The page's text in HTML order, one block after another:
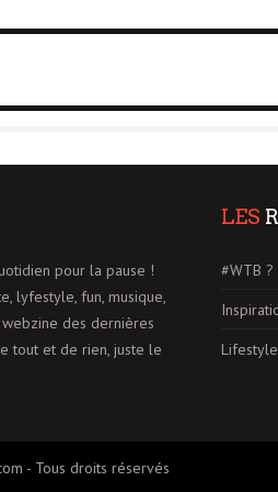
pour la pause !
lyfestyle, fun, musique,
webzine des dernières
tout et de rien, juste le
LES
#WTB ?
Lifestyle
- Tous droits réservés